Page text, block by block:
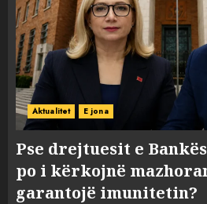
Aktualitet E jona
Pse drejtuesit e
po i kërkojnë
garantojë imunitetin?